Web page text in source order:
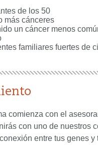
de los 50
más cánceres
un cáncer menos
familiares fuertes de
comienza con el
con uno de nuestros
entre tus genes y